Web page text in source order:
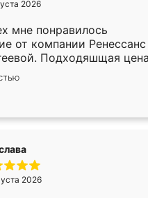
2026
мне понравилось
от компании Ренессанс
Подходяшщая
изготовления.
сотрудник Владислав
моему эскизу самый
2026